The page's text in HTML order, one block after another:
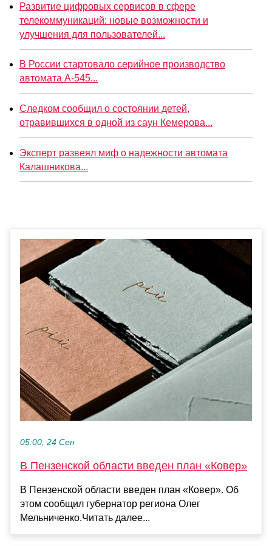
Развитие цифровых сервисов в сфере
телекоммуникаций: новые возможности и
улучшения для пользователей...
В России стартовало серийное производство
автомата А-545...
Следком сообщил о состоянии детей,
отравившихся в одной из саун Кемерова...
Эксперт развеял миф о надежности автомата
Калашникова...
05:00, 24 Сен
В Пензенской области введен план «Ковер»
В Пензенской области введен план «Ковер». Об
этом сообщил губернатор региона Олег
Мельниченко.Читать далее...